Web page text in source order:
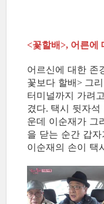
<꽃할배>, 어른에
어르신에 대한 존
꽃보다 할배> 그
터미널까지 가려
겼다. 택시 뒷자
운데 이순재가 그
을 닫는 순간 갑
이순재의 손이 택